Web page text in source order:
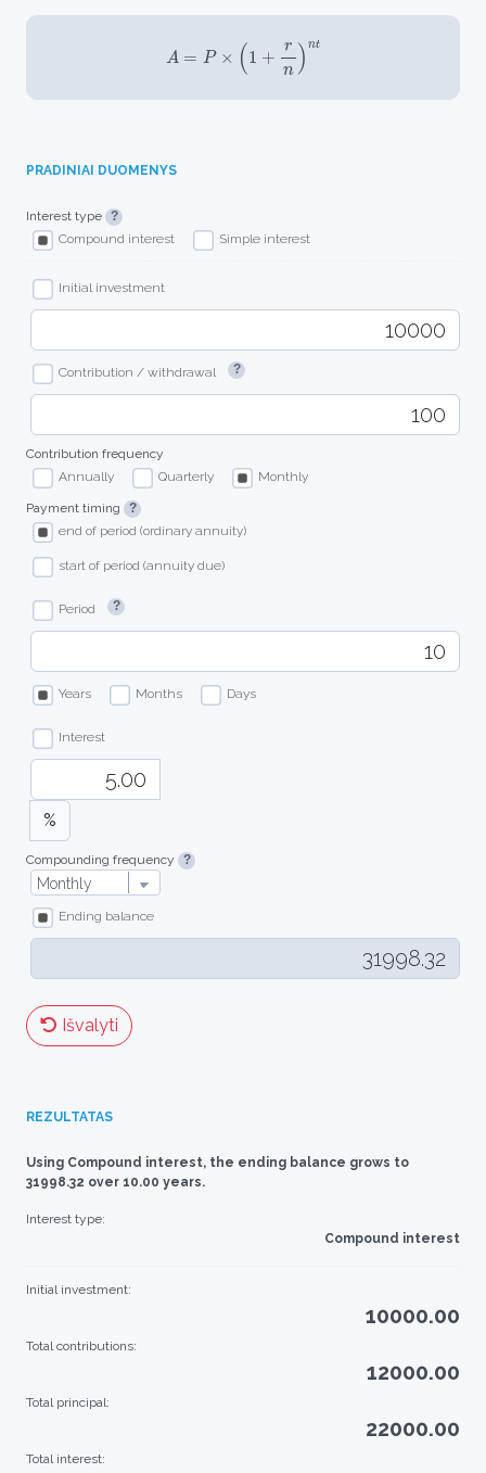
1 nt
PRADINIAI DUOMENYS
Interest type
Compound interest
Simple interest
Initial investment
Contribution / withdrawal
Contribution frequency
Annually
Quarterly Monthly
Payment timing
end of period (ordinary annuity)
start of period (annuity due)
Period
Years Months Days
Interest
%
Compounding frequency
Ending balance
Išvalyti
REZULTATAS
Using Compound interest, the ending balance grows to
31998.32 over 10.00 years.
Interest type:
Compound interest
Initial investment:
10000.00
Total contributions:
12000.00
Total principal:
22000.00
Total interest: